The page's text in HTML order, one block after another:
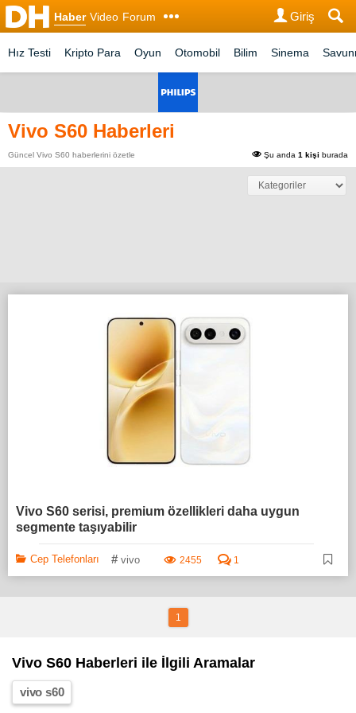
Haber Video Forum Giriş
Hız Testi Kripto Para Oyun Otomobil Bilim Sinema
Vivo S60 Haberleri
Güncel Vivo S60 haberlerini özetle Şu anda 1 kişi burada
Vivo S60 serisi, premium özellikleri daha uygun
segmente taşıyabilir
Cep Telefonları # vivo 2455 1
1
Vivo S60 Haberleri ile İlgili Aramalar
vivo s60